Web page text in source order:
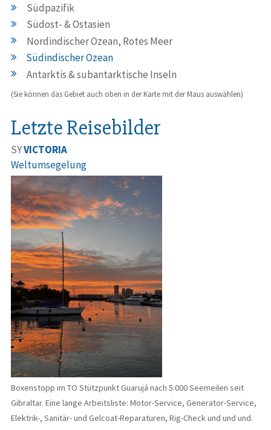
Südpazifik
Südost- & Ostasien
Nordindischer Ozean, Rotes Meer
Südindischer Ozean
Antarktis & subantarktische Inseln
(Sie können das Gebiet auch oben in der Karte mit der Maus auswählen)
Letzte Reisebilder
SYVICTORIA
Weltumsegelung
Boxenstopp im TO Stützpunkt Guarujá nach 5.000 Seemeilen seit
Gibraltar. Eine lange Arbeitsliste: Motor-Service, Generator-Service,
Elektrik-, Sanitär- und Gelcoat-Reparaturen, Rig-Check und und und.